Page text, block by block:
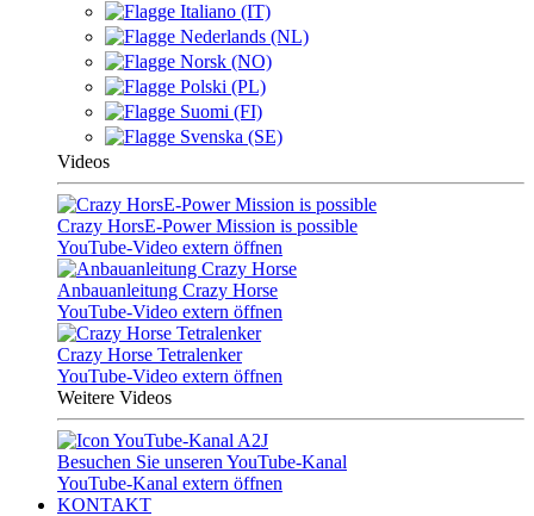
Italiano (IT)
Nederlands (NL)
Norsk (NO)
Polski (PL)
Suomi (FI)
Svenska (SE)
Videos
Crazy HorsE-Power Mission is possible
YouTube-Video extern öffnen
Anbauanleitung Crazy Horse
YouTube-Video extern öffnen
Crazy Horse Tetralenker
YouTube-Video extern öffnen
Weitere Videos
Besuchen Sie unseren YouTube-Kanal
YouTube-Kanal extern öffnen
KONTAKT